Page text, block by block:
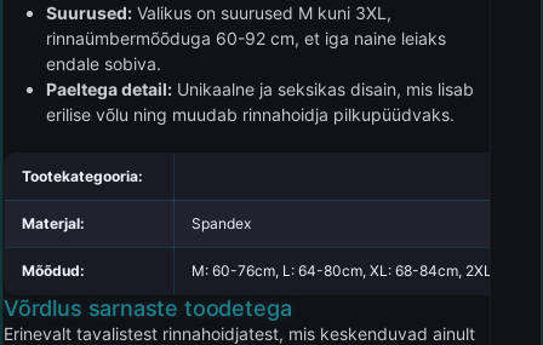
Suurused: Valikus on suurused M kuni 3XL,
rinnaümbermõõduga 60-92 cm, et iga naine leiaks
endale sobiva.
Paeltega detail: Unikaalne ja seksikas disain, mis lisab
erilise võlu ning muudab rinnahoidja pilkupüüdvaks.
Tootekategooria:
Materjal: Spandex
Mõõdud: M: 60-76cm, L: 64-80cm, XL: 68-84cm, 2XL: 72-
Võrdlus sarnaste toodetega
Erinevalt tavalistest rinnahoidjatest, mis keskenduvad ainult